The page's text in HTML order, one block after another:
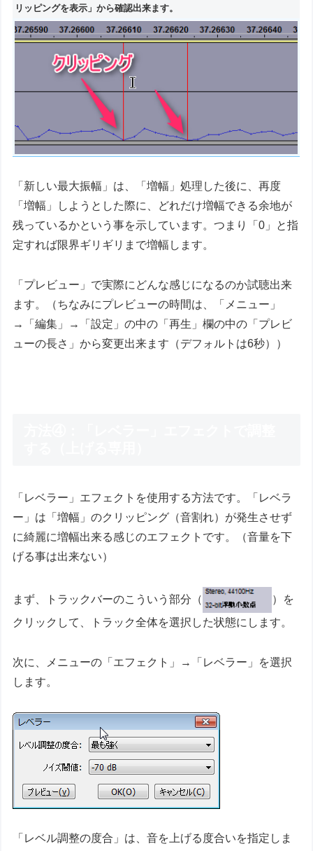
リッピングを表示」から確認出来ます。
「新しい最大振幅」は、「増幅」処理した後に、再度
「増幅」しようとした際に、どれだけ増幅できる余地が
残っているかという事を示しています。つまり「0」と指
定すれば限界ギリギリまで増幅します。
「プレビュー」で実際にどんな感じになるのか試聴出来
ます。（ちなみにプレビューの時間は、「メニュー」
→「編集」→「設定」の中の「再生」欄の中の「プレビ
ューの長さ」から変更出来ます（デフォルトは6秒））
「レベラー」エフェクトを使用する方法です。「レベラ
ー」は「増幅」のクリッピング（音割れ）が発生させず
に綺麗に増幅出来る感じのエフェクトです。（音量を下
げる事は出来ない）
まず、トラックバーのこういう部分（
）を
クリックして、トラック全体を選択した状態にします。
次に、メニューの「エフェクト」→「レベラー」を選択
します。
「レベル調整の度合」は、音を上げる度合いを指定しま